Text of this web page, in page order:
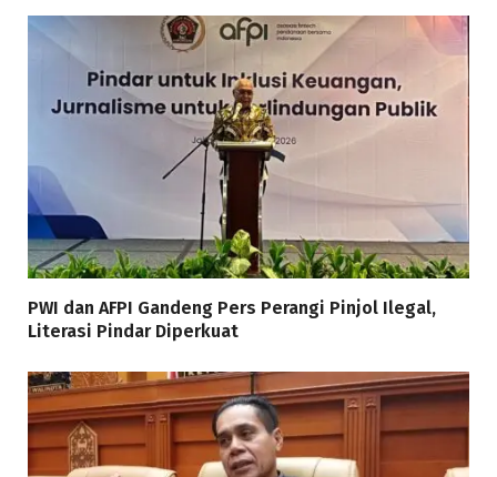
PWI dan AFPI Gandeng Pers Perangi Pinjol Ilegal,
Literasi Pindar Diperkuat